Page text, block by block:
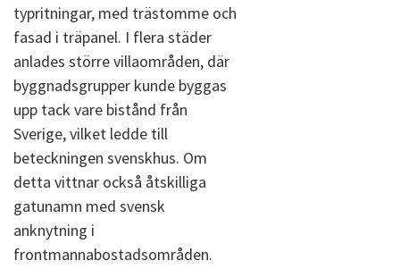
typritningar, med trästomme och
fasad i träpanel. I flera städer
anlades större villaområden, där
byggnadsgrupper kunde byggas
upp tack vare bistånd från
Sverige, vilket ledde till
beteckningen svenskhus. Om
detta vittnar också åtskilliga
gatunamn med svensk
anknytning i
frontmannabostadsområden.